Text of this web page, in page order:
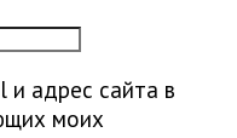
и адрес сайта в
моих